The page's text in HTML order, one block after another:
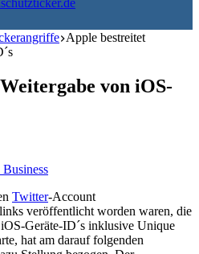
Apple bestreitet
von iOS-
Twitter-Account
veröffentlicht worden waren, die
Geräte-ID´s inklusive Unique
hat am darauf folgenden